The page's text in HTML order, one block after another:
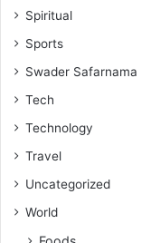
Spiritual
Sports
Swader Safarnama
Tech
Technology
Travel
Uncategorized
World